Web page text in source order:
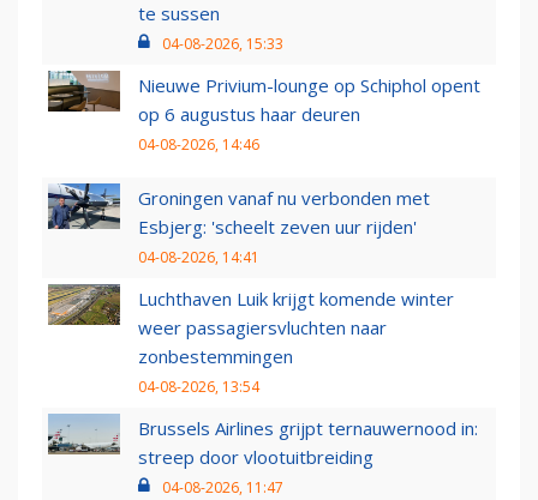
te sussen
04-08-2026, 15:33
Nieuwe Privium-lounge op Schiphol opent
op 6 augustus haar deuren
04-08-2026, 14:46
Groningen vanaf nu verbonden met
Esbjerg: 'scheelt zeven uur rijden'
04-08-2026, 14:41
Luchthaven Luik krijgt komende winter
weer passagiersvluchten naar
zonbestemmingen
04-08-2026, 13:54
Brussels Airlines grijpt ternauwernood in:
streep door vlootuitbreiding
04-08-2026, 11:47